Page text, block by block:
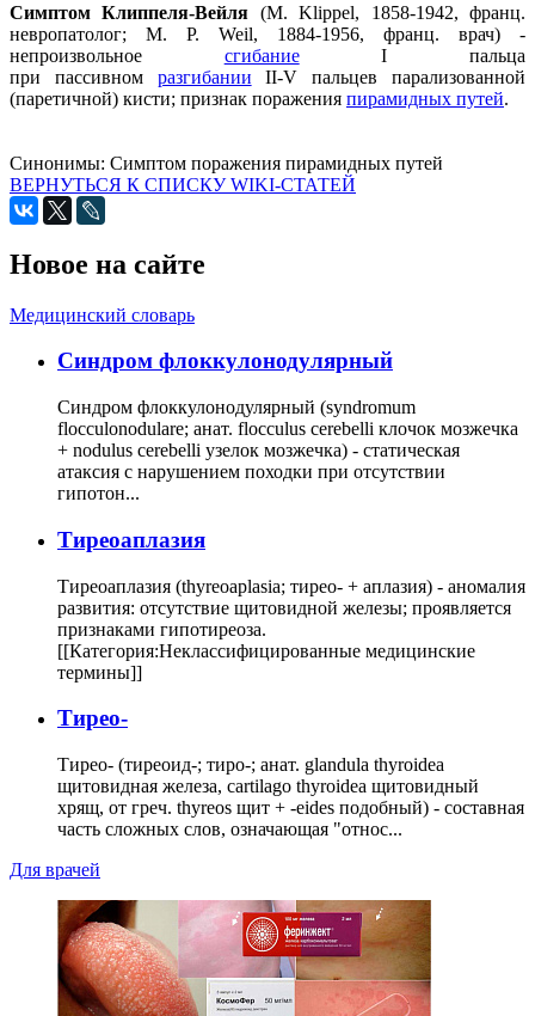
Симптом Клиппеля-Вейля (М. Klippel, 1858-1942, франц.
невропатолог; М. P. Weil, 1884-1956, франц. врач) -
непроизвольное сгибаниеI пальца
при пассивном разгибании II-V пальцев парализованной
(паретичной) кисти; признак поражения пирамидных путей.
Синонимы: Симптом поражения пирамидных путей
ВЕРНУТЬСЯ К СПИСКУ WIKI-СТАТЕЙ
Новое на сайте
Медицинский словарь
Cиндром флоккулонодулярный
Синдром флоккулонодулярный (syndromum
flocculonodulare; анат. flocculus cerebelli клочок мозжечка
+ nodulus cerebelli узелок мозжечка) - статическая
атаксия с нарушением походки при отсутствии
гипотон...
Тиреоаплазия
Тиреоаплазия (thyreoaplasia; тирео- + аплазия) - аномалия
развития: отсутствие щитовидной железы; проявляется
признаками гипотиреоза.
[[Категория:Неклассифицированные медицинские
термины]]
Тирео-
Тирео- (тиреоид-; тиро-; анат. glandula thyroidea
щитовидная железа, cartilago thyroidea щитовидный
хрящ, от греч. thyreos щит + -eides подобный) - составная
часть сложных слов, означающая "относ...
Для врачей